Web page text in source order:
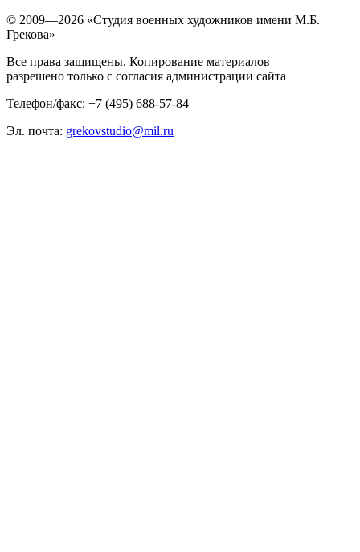
© 2009—2026 «Студия военных художников имени М.Б.
Грекова»
Все права защищены. Копирование материалов
разрешено только с согласия администрации сайта
Телефон/факс: +7 (495) 688-57-84
Эл. почта: grekovstudio@mil.ru